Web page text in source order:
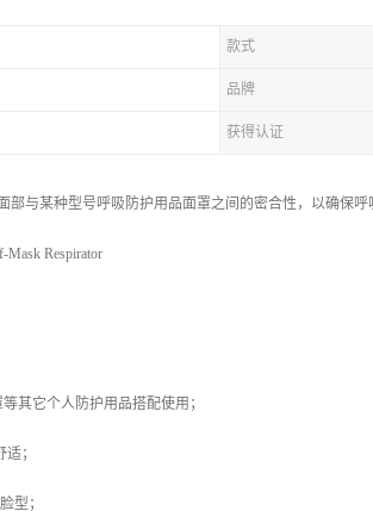
款式
品牌
获得认证
部与某种型号呼吸防护用品面罩之间的密合性，以确保
Respirator
其它个人防护用品搭配使用；
；
型；